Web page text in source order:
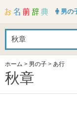
男の
ホーム > 男の子 > あ行
秋章